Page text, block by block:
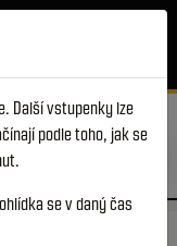
Další vstupenky lze
podle toho, jak se
se v daný čas